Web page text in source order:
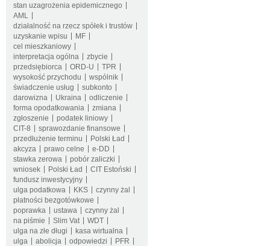
stan uzagrożenia epidemicznego
AML
działalność na rzecz spółek i trustów
uzyskanie wpisu
MF
cel mieszkaniowy
interpretacja ogólna
zbycie
przedsiębiorca
ORD-U
TPR
wysokość przychodu
wspólnik
świadczenie usług
subkonto
darowizna
Ukraina
odliczenie
forma opodatkowania
zmiana
zgłoszenie
podatek liniowy
CIT-8
sprawozdanie finansowe
przedłużenie terminu
Polski Ład
akcyza
prawo celne
e-DD
stawka zerowa
pobór zaliczki
wniosek
Polski Ład
CIT Estoński
fundusz inwestycyjny
ulga podatkowa
KKS
czynny żal
płatności bezgotówkowe
poprawka
ustawa
czynny żal
na piśmie
Slim Vat
WDT
ulga na złe długi
kasa wirtualna
ulga
abolicja odpowiedzi
PFR